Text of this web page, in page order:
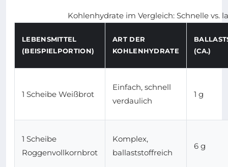
Kohlenhydrate im Vergleich: Schnelle vs.
LEBENSMITTEL
(BEISPIELPORTION)
ART DER
KOHLENHYDRATE
(CA.)
1 Scheibe Weißbrot
Einfach, schnell
verdaulich
1 g
1 Scheibe
Roggenvollkornbrot
Komplex,
ballaststoffreich
6 g